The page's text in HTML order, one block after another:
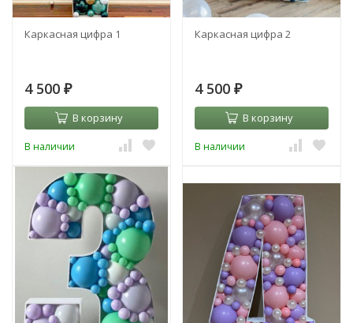
Каркасная цифра 1
4 500 ₽
В корзину
В наличии
Каркасная цифра 2
4 500 ₽
В корзину
В наличии